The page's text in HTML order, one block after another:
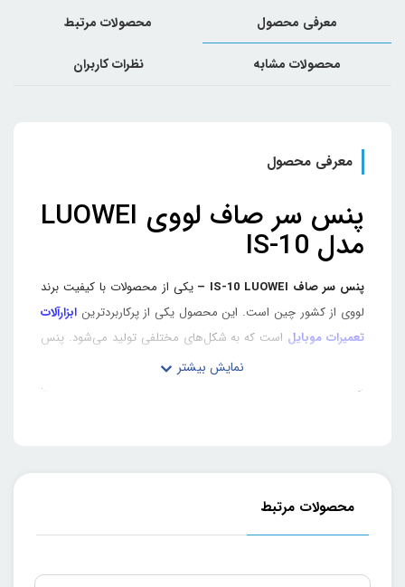
معرفی محصول محصولات مرتبط
محصولات مشابه نظرات کاربران
معرفی محصول
پنس سر صاف لووی LUOWEI
مدل IS-10
پنس سر صاف IS-10 LUOWEI –
یکی از محصولات با کیفیت برند
لووی از کشور چین است. این محصول یکی از پرکاربرد‌ترین ابزارآلات
تعمیرات موبایل است که به شکل‌های مختلفی تولید می‌شود. پنس
سر صاف یکی از رایج‌ترین پنس‌ها است که برای کارهای مانند
گذاشتن یا برداشتن قطعات ریز مثل خازن، مقاومت‌ها و غیره استفاده
طراحی دقیق آن این اجازه را به تعمیرکار می‌دهد تا به راحتی اجزای
ریز را ور داشته و در این کار آن را احساس کند. پنس لووی ضد زنگ،
گرفتن قطعه‌ای با سری 0.01میلی‌ متری آن، کنترل قطعه ریز را داشته
محصولات مرتبط